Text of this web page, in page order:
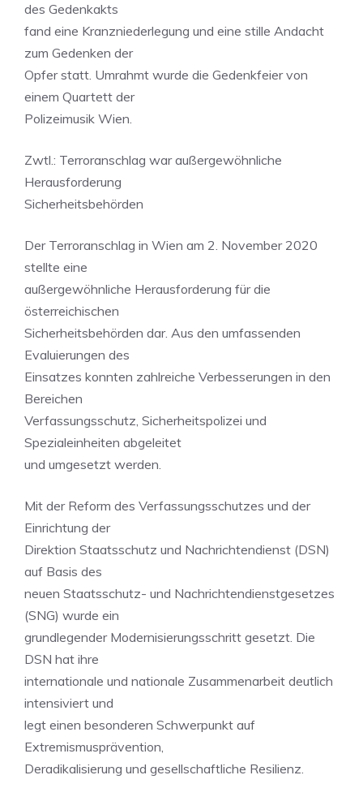
des Gedenkakts
fand eine Kranzniederlegung und eine stille Andacht
zum Gedenken der
Opfer statt. Umrahmt wurde die Gedenkfeier von
einem Quartett der
Polizeimusik Wien.
Zwtl.: Terroranschlag war außergewöhnliche
Herausforderung
Sicherheitsbehörden
Der Terroranschlag in Wien am 2. November 2020
stellte eine
außergewöhnliche Herausforderung für die
österreichischen
Sicherheitsbehörden dar. Aus den umfassenden
Evaluierungen des
Einsatzes konnten zahlreiche Verbesserungen in den
Bereichen
Verfassungsschutz, Sicherheitspolizei und
Spezialeinheiten abgeleitet
und umgesetzt werden.
Mit der Reform des Verfassungsschutzes und der
Einrichtung der
Direktion Staatsschutz und Nachrichtendienst (DSN)
auf Basis des
neuen Staatsschutz- und Nachrichtendienstgesetzes
(SNG) wurde ein
grundlegender Modernisierungsschritt gesetzt. Die
DSN hat ihre
internationale und nationale Zusammenarbeit deutlich
intensiviert und
legt einen besonderen Schwerpunkt auf
Extremismusprävention,
Deradikalisierung und gesellschaftliche Resilienz.